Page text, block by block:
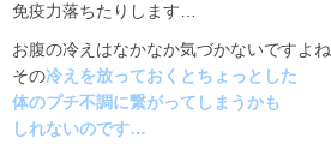
免疫力落ちたりします
お腹の冷えはなかなか気づかないですよね
その冷えを放っておくとちょっとした
体のプチ不調に繋がってしまうかも
しれないのです…